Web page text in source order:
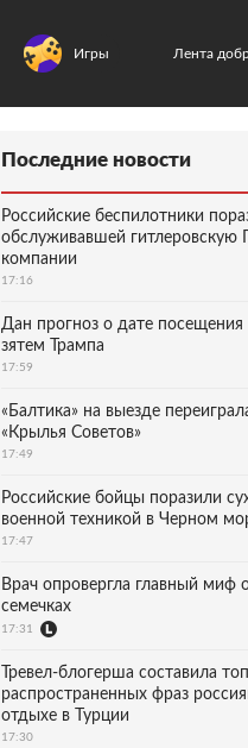
Игры Лента
Последние новости
Российские беспилотники
обслуживавшей гитлеровскую
компании
17:16
Дан прогноз о дате
зятем Трампа
17:59
«Балтика» на выезде
«Крылья Советов»
17:49
Российские бойцы поразили
военной техникой в Черном
17:47
Врач опровергла главный миф
семечках
17:31
Тревел-блогерша составила
распространенных фраз
отдыхе в Турции
17:30